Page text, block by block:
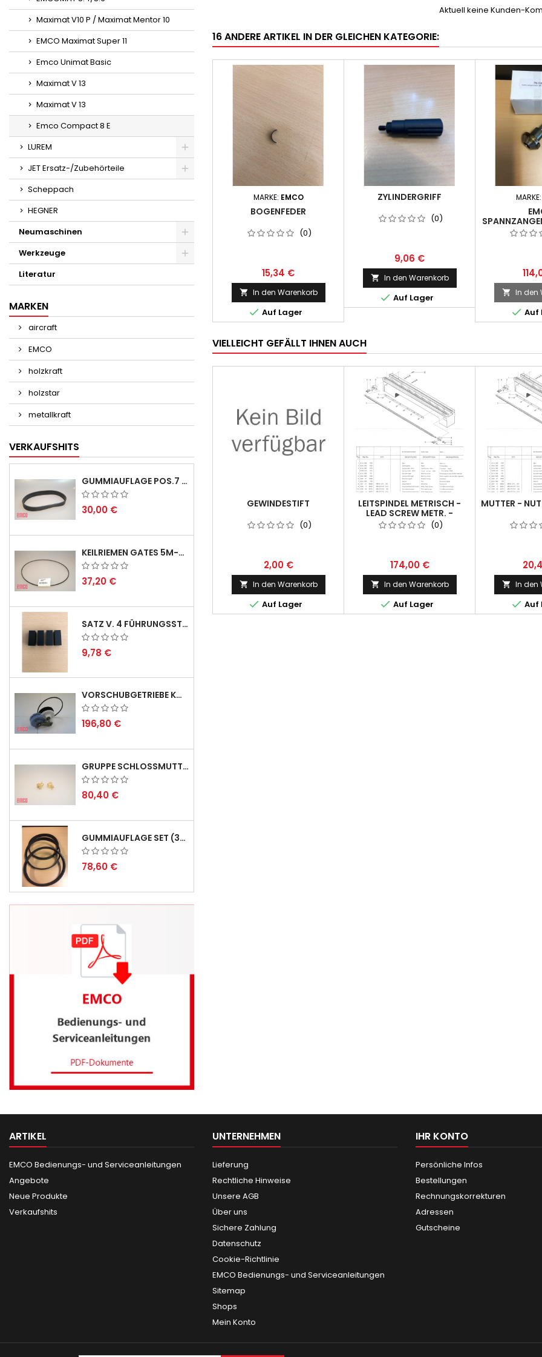
Maximat V10 P / Maximat Mentor 10
EMCO Maximat Super 11
Emco Unimat Basic
Maximat V 13
Maximat V 13
Emco Compact 8 E
LUREM
JET Ersatz-/Zubehörteile
Scheppach
HEGNER
Neumaschinen
Werkzeuge
Literatur
MARKEN
aircraft
EMCO
holzkraft
holzstar
metallkraft
VERKAUFSHITS
GUMMIAUFLAGE POS.7 FÜR EMCO SWING UND BS 3 - LIEFERVERZÖGERUNG AUGUST/ SEPTEMBER 2026
30,00 €
KEILRIEMEN GATES 5M-690 USA B1 - VEE-BELT - POSITION 23.
37,20 €
SATZ V. 4 FÜHRUNGSSTIFTEN FÜR EMCO SWING
9,78 €
VORSCHUBGETRIEBE KOMPL. F. REX 2000 MIT KEILRIEMEN - LIEFERVERZÖGERUNG SEPTEMBER/OKTOBER 2026
196,80 €
GRUPPE SCHLOSSMUTTER METRISCH
80,40 €
GUMMIAUFLAGE SET (3STÜCK) FÜR EMCO SWING UND BS 3 - LIEFERVERZÖGERUNG AUGUST 2026
78,60 €
Aktuell keine Kunden-
16 ANDERE ARTIKEL IN DER GLEICHEN KATEGORIE:
MARKE: EMCO
BOGENFEDER
(0)
15,34 €
 In den Warenkorb
 Auf Lager
ZYLINDERGRIFF
(0)
9,06 €
 In den Warenkorb
 Auf Lager
MARKE:
 In den
 Auf
VIELLEICHT GEFÄLLT IHNEN AUCH
GEWINDESTIFT
(0)
2,00 €
 In den Warenkorb
 Auf Lager
LEITSPINDEL METRISCH -
LEAD SCREW METR. -
POSITION 3.(0)
174,00 €
 In den Warenkorb
 Auf Lager
MUTTER -
 In den
 Auf
ARTIKEL
EMCO Bedienungs- und Serviceanleitungen
Angebote
Neue Produkte
Verkaufshits
UNTERNEHMEN
Lieferung
Rechtliche Hinweise
Unsere AGB
Über uns
Sichere Zahlung
Datenschutz
Cookie-Richtlinie
EMCO Bedienungs- und Serviceanleitungen
Sitemap
Shops
Mein Konto
IHR KONTO
Persönliche Infos
Bestellungen
Rechnungskorrekturen
Adressen
Gutscheine